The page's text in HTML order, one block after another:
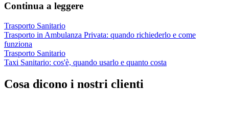
Continua a leggere
Trasporto Sanitario
Trasporto in Ambulanza Privata: quando richiederlo e come
funziona
Trasporto Sanitario
Taxi Sanitario: cos'è, quando usarlo e quanto costa
Cosa dicono i nostri clienti